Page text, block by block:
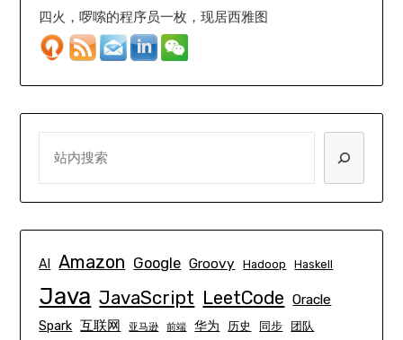
四火，啰嗦的程序员一枚，现居西雅图
AI Amazon Google Groovy Hadoop Haskell
Java JavaScript LeetCode Oracle
Spark 互联网 亚马逊 前端 华为 历史 同步 团队